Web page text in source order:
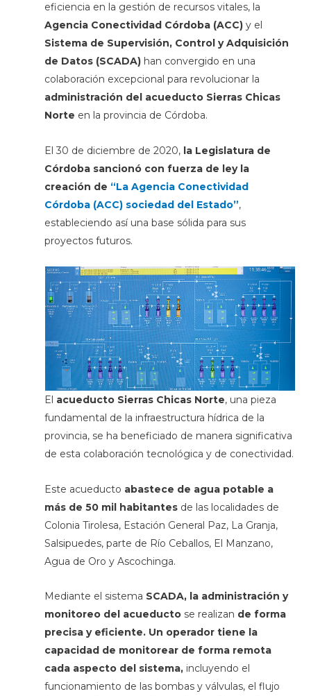
eficiencia en la gestión de recursos vitales, la
Agencia Conectividad Córdoba (ACC)y el
Sistema de Supervisión, Control y Adquisición
de Datos(SCADA)han convergido en una
colaboración excepcional para revolucionar la
administración del acueducto Sierras Chicas
Norte en la provincia de Córdoba.
El 30 de diciembre de 2020, la Legislatura de
Córdoba sancionó con fuerza de ley la
creación de “La Agencia Conectividad
Córdoba (ACC) sociedad del Estado”,
estableciendo así una base sólida para sus
proyectos futuros.
El acueducto Sierras Chicas Norte, una pieza
fundamental de la infraestructura hídrica de la
provincia, se ha beneficiado de manera significativa
de esta colaboración tecnológica y de conectividad.
Este acueducto abastece de agua potable a
más de 50 mil habitantes de las localidades de
Colonia Tirolesa, Estación General Paz, La Granja,
Salsipuedes, parte de Río Ceballos, El Manzano,
Agua de Oro y Ascochinga.
Mediante el sistema SCADA, la administración y
monitoreo del acueducto se realizan de forma
precisa y eficiente. Un operador tiene la
capacidad de monitorear de forma remota
cada aspecto del sistema, incluyendo el
funcionamiento de las bombas y válvulas, el flujo